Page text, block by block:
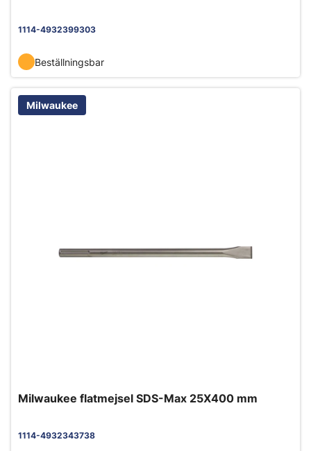
1114-4932399303
Beställningsbar
Milwaukee
Milwaukee flatmejsel SDS-Max 25X400 mm
1114-4932343738